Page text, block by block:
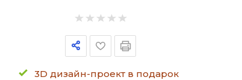
3D дизайн-проект в подарок